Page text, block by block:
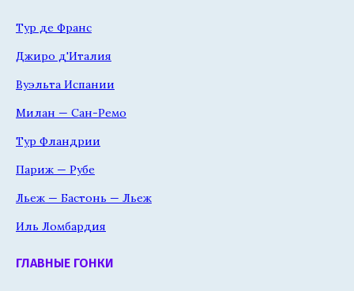
Тур де Франс
Джиро д'Италия
Вуэльта Испании
Милан — Сан-Ремо
Тур Фландрии
Париж — Рубе
Льеж — Бастонь — Льеж
Иль Ломбардия
ГЛАВНЫЕ ГОНКИ